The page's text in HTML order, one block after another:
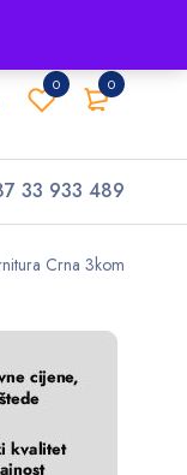
0
0
33 933 489
Crna 3kom